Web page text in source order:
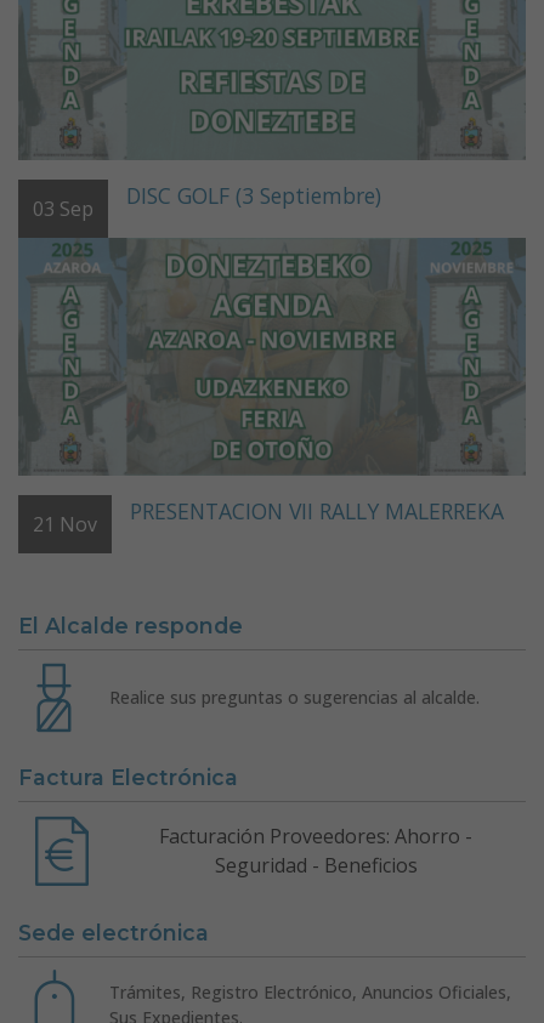
03 Sep DISC GOLF (3 Septiembre)
21 Nov PRESENTACION VII RALLY MALERREKA
El Alcalde responde
Realice sus preguntas o sugerencias al alcalde.
Factura Electrónica
Facturación Proveedores: Ahorro -
Seguridad - Beneficios
Sede electrónica
Trámites, Registro Electrónico, Anuncios Oficiales,
Sus Expedientes.